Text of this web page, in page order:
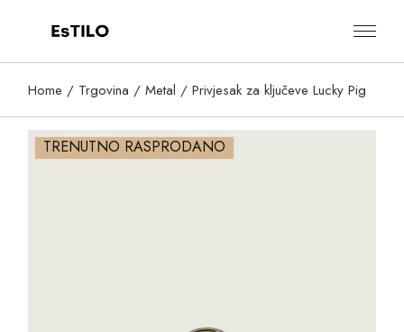
Home Trgovina Metal Privjesak za ključeve Lucky Pig
TRENUTNO RASPRODANO